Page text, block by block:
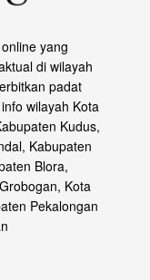
yang
di wilayah
padat
wilayah Kota
Kudus,
Kabupaten
Blora,
Kota
Pekalongan